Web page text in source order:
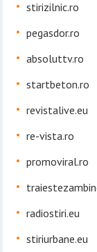
stirizilnic.ro
pegasdor.ro
absoluttv.ro
startbeton.ro
revistalive.eu
re-vista.ro
promoviral.ro
radiostiri.eu
stiriurbane.eu